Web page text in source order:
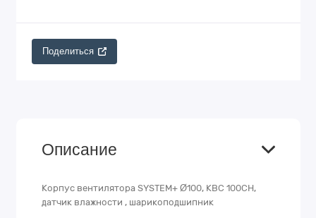
Поделиться
Описание
Корпус вентилятора SYSTEM+ Ø100, КВС 100СН,
датчик влажности , шарикоподшипник